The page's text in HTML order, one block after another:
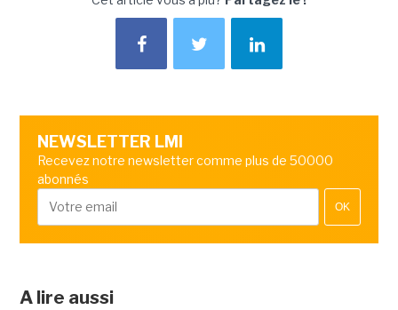
NEWSLETTER LMI
Recevez notre newsletter comme plus de 50000
abonnés
OK
A lire aussi